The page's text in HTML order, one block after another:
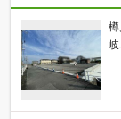
岐